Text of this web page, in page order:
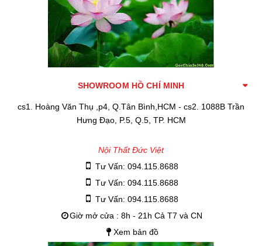
SHOWROOM HỒ CHÍ MINH
cs1. Hoàng Văn Thụ ,p4, Q.Tân Bình,HCM - cs2. 1088B Trần
Hưng Đạo, P.5, Q.5, TP. HCM
Nội Thất Đức Việt
Tư Vấn: 094.115.8688
Tư Vấn: 094.115.8688
Tư Vấn: 094.115.8688
Giờ mở cửa : 8h - 21h Cả T7 và CN
Xem bản đồ